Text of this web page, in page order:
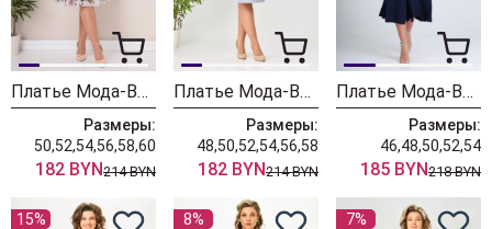
Платье Мода-Версаль 2383 молоко
Размеры:
50,52,54,56,58,60
182 BYN214 BYN
Платье Мода-Версаль 2393 синий полоска
Размеры:
48,50,52,54,56,58
182 BYN214 BYN
Платье Мода-Версаль 2298/темно-синий
Размеры:
46,48,50,52,54
185 BYN218 BYN
15% 8% 7%